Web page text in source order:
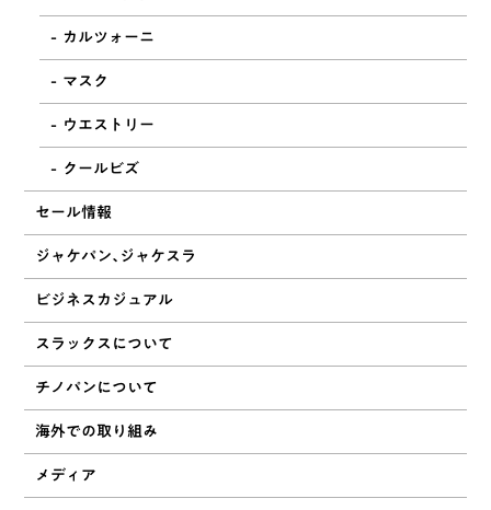
カルツォーニ
マスク
ウエストリー
クールビズ
セール情報
ジャケパン、ジャケスラ
ビジネスカジュアル
スラックスについて
チノパンについて
海外での取り組み
メディア